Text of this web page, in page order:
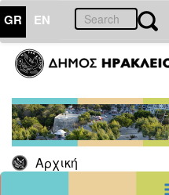
GR EN
Αρχική
17
Ιούλιος
2026
Κυρ Δευ Τρι Τετ Πεμ Παρ
1 2 3
4
5
12
13 14 15 16 17
18
25